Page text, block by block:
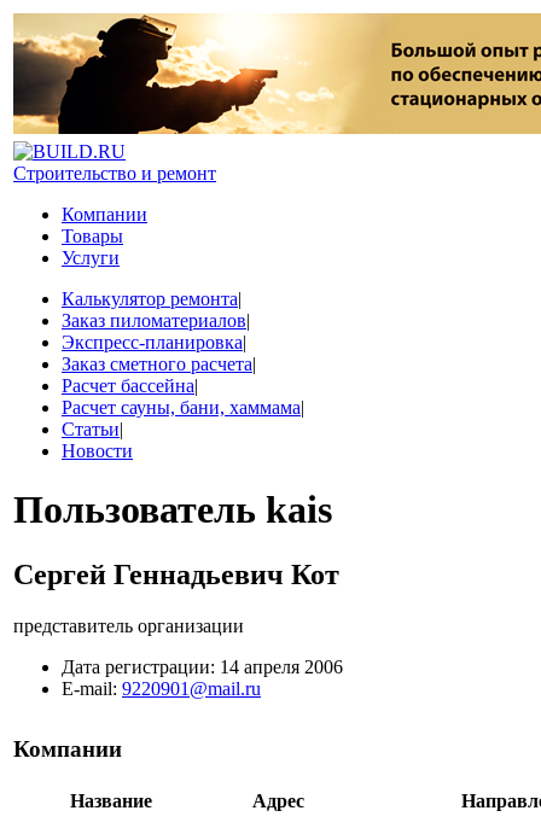
Строительство и ремонт
Компании
Товары
Услуги
Калькулятор ремонта|
Заказ пиломатериалов|
Экспресс-планировка|
Заказ сметного расчета|
Расчет бассейна|
Расчет сауны, бани, хаммама|
Статьи|
Новости
Пользователь kais
Сергей Геннадьевич Кот
представитель организации
Дата регистрации: 14 апреля 2006
E-mail: 9220901@mail.ru
Компании
Название Адрес